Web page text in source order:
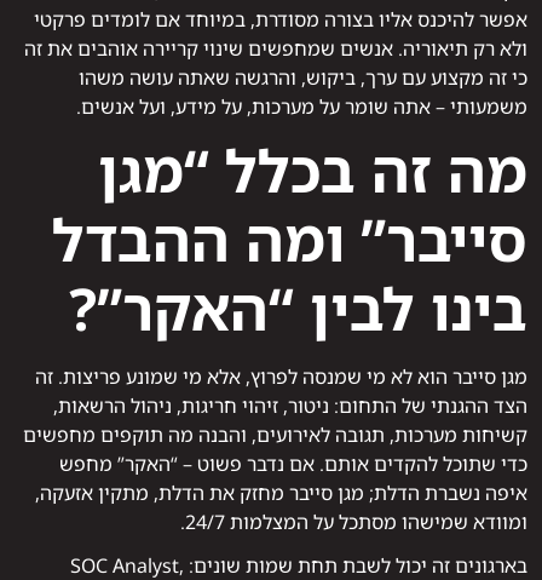
אפשר להיכנס אליו בצורה מסודרת, במיוחד אם לומדים פרקטי
ולא רק תיאוריה. אנשים שמחפשים שינוי קריירה אוהבים את זה
כי זה מקצוע עם ערך, ביקוש, והרגשה שאתה עושה משהו
משמעותי – אתה שומר על מערכות, על מידע, ועל אנשים.
מה זה בכלל “מגן
סייבר” ומה ההבדל
בינו לבין “האקר”?
מגן סייבר הוא לא מי שמנסה לפרוץ, אלא מי שמונע פריצות. זה
הצד ההגנתי של התחום: ניטור, זיהוי חריגות, ניהול הרשאות,
קשיחות מערכות, תגובה לאירועים, והבנה מה תוקפים מחפשים
כדי שתוכל להקדים אותם. אם נדבר פשוט – “האקר” מחפש
איפה נשברת הדלת; מגן סייבר מחזק את הדלת, מתקין אזעקה,
ומוודא שמישהו מסתכל על המצלמות 24/7.
בארגונים זה יכול לשבת תחת שמות שונים: SOC Analyst,